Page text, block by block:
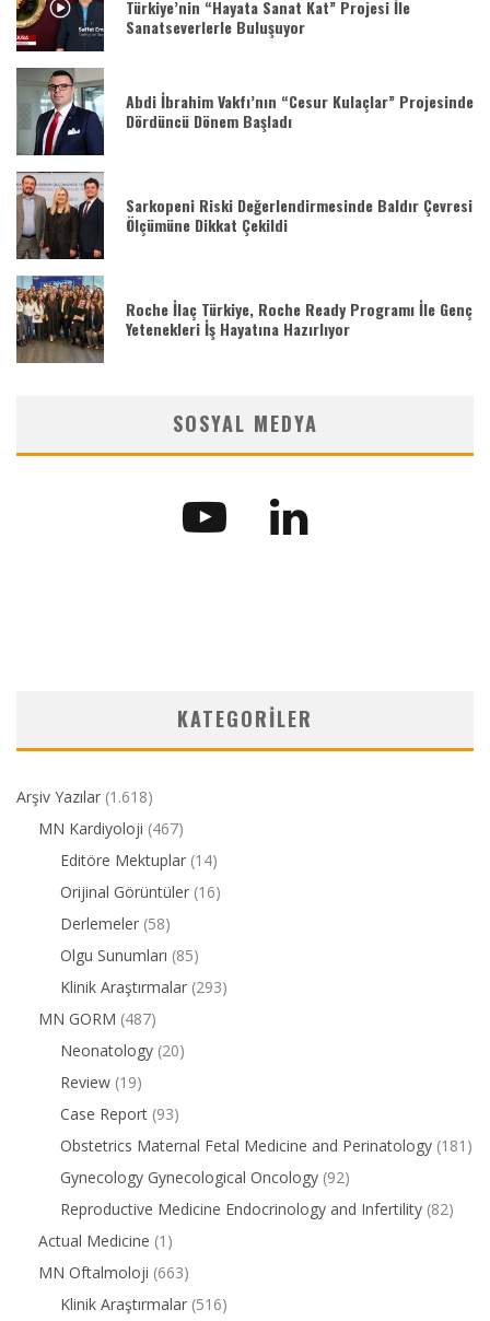
Türkiye’nin “Hayata Sanat Kat” Projesi İle
Sanatseverlerle Buluşuyor
Abdi İbrahim Vakfı’nın “Cesur Kulaçlar” Projesinde
Dördüncü Dönem Başladı
Sarkopeni Riski Değerlendirmesinde Baldır Çevresi
Ölçümüne Dikkat Çekildi
Roche İlaç Türkiye, Roche Ready Programı İle Genç
Yetenekleri İş Hayatına Hazırlıyor
SOSYAL MEDYA
KATEGORILER
Arşiv Yazılar (1.618)
MN Kardiyoloji (467)
Editöre Mektuplar (14)
Orijinal Görüntüler (16)
Derlemeler (58)
Olgu Sunumları (85)
Klinik Araştırmalar (293)
MN GORM (487)
Neonatology (20)
Review (19)
Case Report (93)
Obstetrics Maternal Fetal Medicine and Perinatology (181)
Gynecology Gynecological Oncology (92)
Reproductive Medicine Endocrinology and Infertility (82)
Actual Medicine (1)
MN Oftalmoloji (663)
Klinik Araştırmalar (516)